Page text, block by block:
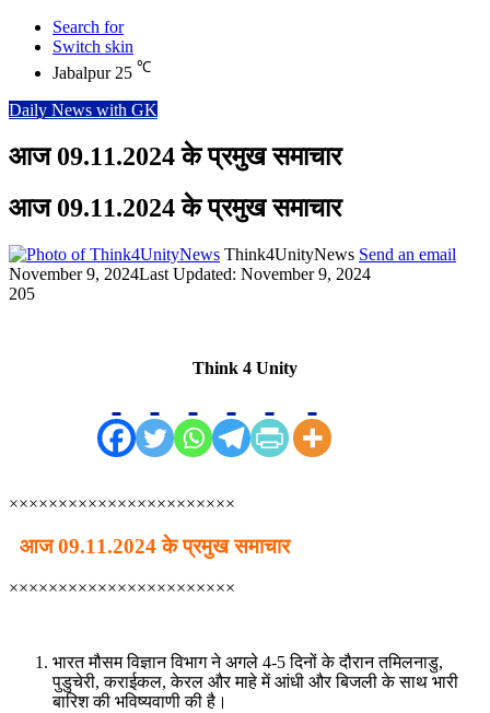
Search for
Switch skin
Jabalpur 25 ℃
Daily News with GK
आज 09.11.2024 के प्रमुख समाचार
आज 09.11.2024 के प्रमुख समाचार
Think4UnityNews Send an email
November 9, 2024Last Updated: November 9, 2024
205
Think 4 Unity
×××××××××××××××××××××××
आज 09.11.2024 के प्रमुख समाचार
×××××××××××××××××××××××
भारत मौसम विज्ञान विभाग ने अगले 4-5 दिनों के दौरान तमिलनाडु,
पुडुचेरी, कराईकल, केरल और माहे में आंधी और बिजली के साथ भारी
बारिश की भविष्यवाणी की है।